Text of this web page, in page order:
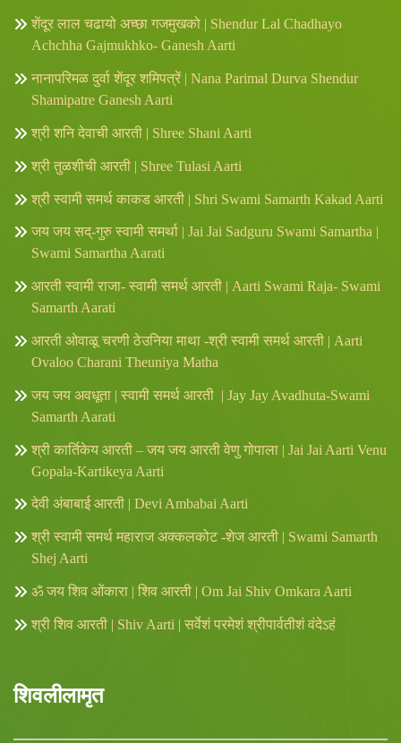
शेंदूर लाल चढायो अच्छा गजमुखको | Shendur Lal Chadhayo
Achchha Gajmukhko- Ganesh Aarti
नानापरिमळ दुर्वा शेंदूर शमिपत्रें | Nana Parimal Durva Shendur
Shamipatre Ganesh Aarti
श्री शनि देवाची आरती | Shree Shani Aarti
श्री तुळशीची आरती | Shree Tulasi Aarti
श्री स्वामी समर्थ काकड आरती | Shri Swami Samarth Kakad Aarti
जय जय सद्-गुरु स्वामी समर्था | Jai Jai Sadguru Swami Samartha |
Swami Samartha Aarati
आरती स्वामी राजा- स्वामी समर्थ आरती | Aarti Swami Raja- Swami
Samarth Aarati
आरती ओवाळू चरणी ठेउनिया माथा -श्री स्वामी समर्थ आरती | Aarti
Ovaloo Charani Theuniya Matha
जय जय अवधूता | स्वामी समर्थ आरती | Jay Jay Avadhuta-Swami
Samarth Aarati
श्री कार्तिकेय आरती – जय जय आरती वेणु गोपाला | Jai Jai Aarti Venu
Gopala-Kartikeya Aarti
देवी अंबाबाई आरती | Devi Ambabai Aarti
श्री स्वामी समर्थ महाराज अक्कलकोट -शेज आरती | Swami Samarth
Shej Aarti
ॐ जय शिव ओंकारा | शिव आरती | Om Jai Shiv Omkara Aarti
श्री शिव आरती | Shiv Aarti | सर्वेशं परमेशं श्रीपार्वतीशं वंदेऽहं
शिवलीलामृत